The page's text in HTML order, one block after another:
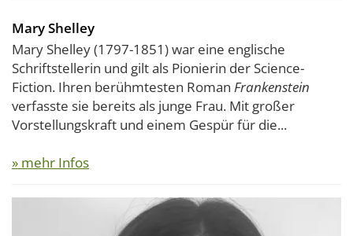
Mary Shelley
Mary Shelley (1797-1851) war eine englische
Schriftstellerin und gilt als Pionierin der Science-
Fiction. Ihren berühmtesten Roman Frankenstein
verfasste sie bereits als junge Frau. Mit großer
Vorstellungskraft und einem Gespür für die...
» mehr Infos